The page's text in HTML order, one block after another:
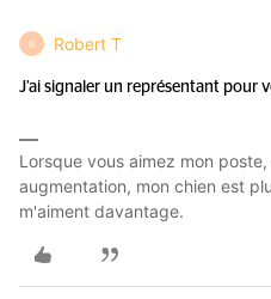
R Robert T
J’ai signaler un représentant pour
Lorsque vous aimez mon
augmentation, mon chien est
m'aiment davantage.